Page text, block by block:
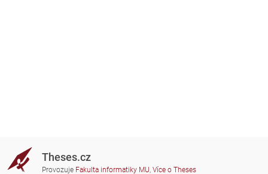
Theses.cz
Provozuje Fakulta informatiky MU, Více o Theses